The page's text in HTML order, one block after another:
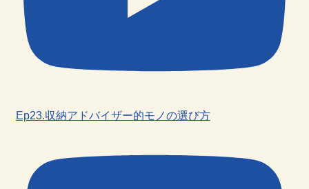
Ep23.収納アドバイザー的モノの選び方